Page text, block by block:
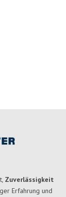
Zuverlässigkeit
Erfahrung und